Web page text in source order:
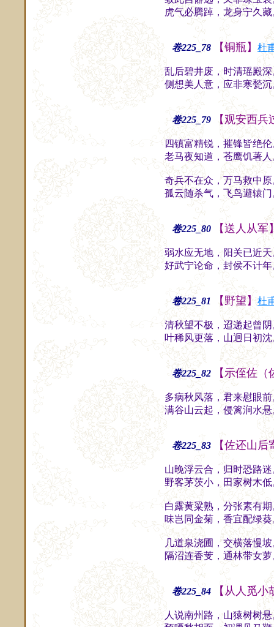
虎气必腾踔，龙身宁久
卷225_78 【铜瓶】 杜
乱后碧井废，时清瑶殿
侧想美人意，应非寒甃
卷225_79 【观安西
四镇富精锐，摧锋皆绝
老马夜知道，苍鹰饥著
奇兵不在众，万马救中
孤云随杀气，飞鸟避辕
卷225_80 【送人从军
弱水应无地，阳关已近
好武宁论命，封侯不计
卷225_81 【野望】杜
清秋望不极，迢递起曾
叶稀风更落，山迥日初
卷225_82 【示侄佐
多病秋风落，君来慰眼
满谷山云起，侵篱涧水
卷225_83 【佐还山
山晚浮云合，归时恐路
野客茅茨小，田家树木
白露黄粱熟，分张素有
味岂同金菊，香宜配绿
几道泉浇圃，交横落慢
隔沼连香芰，通林带女
卷225_84 【从人觅
人说南州路，山猿树树